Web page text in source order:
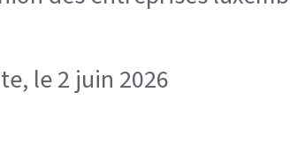
le 2 juin 2026